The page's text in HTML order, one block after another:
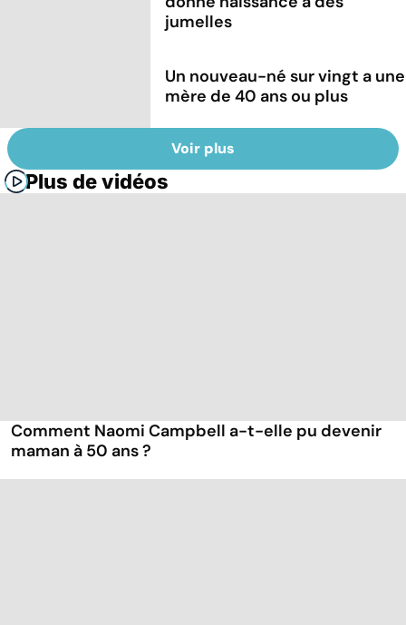
jumelles
Un nouveau-né sur vingt a une
mère de 40 ans ou plus
Voir plus
Plus de vidéos
Comment Naomi Campbell a-t-elle pu devenir
maman à 50 ans ?